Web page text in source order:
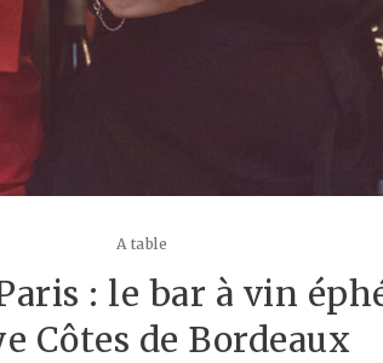
A table
: le bar à vin
Côtes de Bordeaux